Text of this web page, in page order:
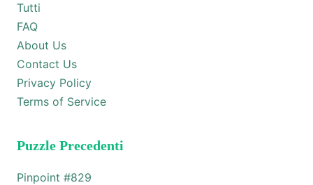
Tutti
FAQ
About Us
Contact Us
Privacy Policy
Terms of Service
Puzzle Precedenti
Pinpoint #829